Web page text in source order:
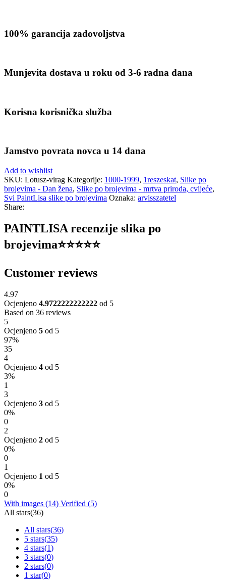
100% garancija zadovoljstva
Munjevita dostava u roku od 3-6 radna dana
Korisna korisnička služba
Jamstvo povrata novca u 14 dana
Add to wishlist
SKU: Lotusz-virag Kategorije: 1000-1999, 1reszeskat, Slike po
brojevima - Dan žena, Slike po brojevima - mrtva priroda, cvijeće,
Svi PaintLisa slike po brojevima Oznaka: arvisszatetel
Share:
PAINTLISA recenzije slika po
brojevima⭐️⭐️⭐️⭐️⭐️
Customer reviews
4.97
Ocjenjeno 4.9722222222222 od 5
Based on 36 reviews
5
Ocjenjeno 5 od 5
97%
35
4
Ocjenjeno 4 od 5
3%
1
3
Ocjenjeno 3 od 5
0%
0
2
Ocjenjeno 2 od 5
0%
0
1
Ocjenjeno 1 od 5
0%
0
With images (14) Verified (5)
All stars(36)
All stars(36)
5 stars(35)
4 stars(1)
3 stars(0)
2 stars(0)
1 star(0)